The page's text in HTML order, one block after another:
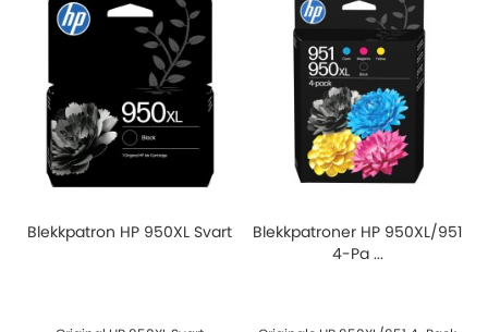
Blekkpatron HP 950XL Svart
Blekkpatroner HP 950XL/951
4-Pa ...